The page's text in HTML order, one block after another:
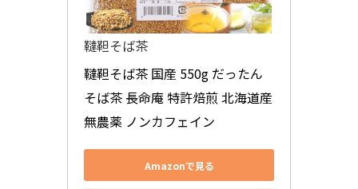
韃靼そば茶
韃靼そば茶 国産 550g だったん
そば茶 長命庵 特許焙煎 北海道産
無農薬 ノンカフェイン
Amazonで見る